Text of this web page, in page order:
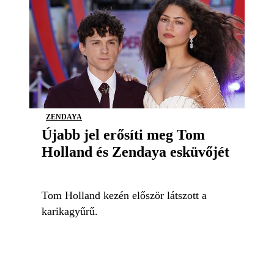
ZENDAYA
Újabb jel erősíti meg Tom
Holland és Zendaya esküvőjét
Tom Holland kezén először látszott a
karikagyűrű.